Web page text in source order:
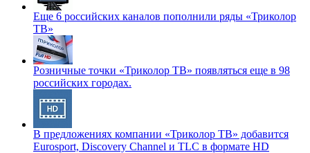
Еще 6 российских каналов пополнили ряды «Триколор
ТВ»
Розничные точки «Триколор ТВ» появляться еще в 98
российских городах.
В предложениях компании «Триколор ТВ» добавится
Eurosport, Discovery Channel и TLC в формате HD